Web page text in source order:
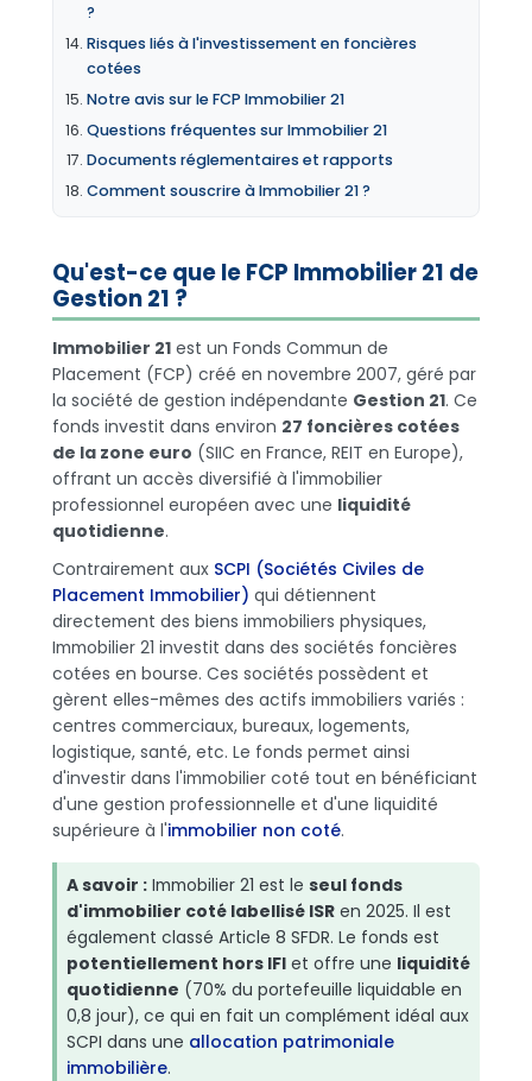
?
Risques liés à l'investissement en foncières
cotées
Notre avis sur le FCP Immobilier 21
Questions fréquentes sur Immobilier 21
Documents réglementaires et rapports
Comment souscrire à Immobilier 21 ?
Qu'est-ce que le FCP Immobilier 21 de
Gestion 21 ?
Immobilier 21 est un Fonds Commun de
Placement (FCP) créé en novembre 2007, géré par
la société de gestion indépendante Gestion 21. Ce
fonds investit dans environ 27 foncières cotées
de la zone euro (SIIC en France, REIT en Europe),
offrant un accès diversifié à l'immobilier
professionnel européen avec une liquidité
quotidienne.
Contrairement aux SCPI (Sociétés Civiles de
Placement Immobilier) qui détiennent
directement des biens immobiliers physiques,
Immobilier 21 investit dans des sociétés foncières
cotées en bourse. Ces sociétés possèdent et
gèrent elles-mêmes des actifs immobiliers variés :
centres commerciaux, bureaux, logements,
logistique, santé, etc. Le fonds permet ainsi
d'investir dans l'immobilier coté tout en bénéficiant
d'une gestion professionnelle et d'une liquidité
supérieure à l'immobilier non coté.
A savoir : Immobilier 21 est le seul fonds
d'immobilier coté labellisé ISR en 2025. Il est
également classé Article 8 SFDR. Le fonds est
potentiellement hors IFI et offre une liquidité
quotidienne (70% du portefeuille liquidable en
0,8 jour), ce qui en fait un complément idéal aux
SCPI dans une allocation patrimoniale
immobilière.